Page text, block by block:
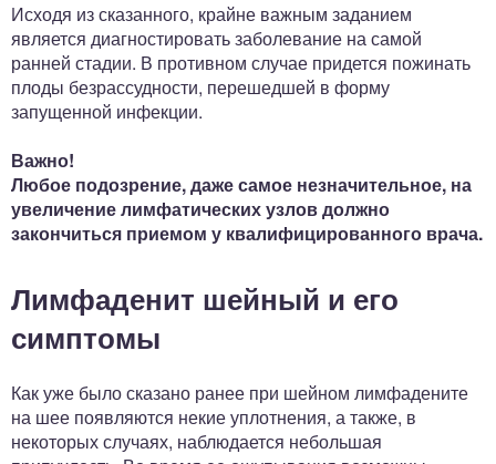
Исходя из сказанного, крайне важным заданием
является диагностировать заболевание на самой
ранней стадии. В противном случае придется пожинать
плоды безрассудности, перешедшей в форму
запущенной инфекции.
Важно!
Любое подозрение, даже самое незначительное, на
увеличение лимфатических узлов должно
закончиться приемом у квалифицированного врача.
Лимфаденит шейный и его
симптомы
Как уже было сказано ранее при шейном лимфадените
на шее появляются некие уплотнения, а также, в
некоторых случаях, наблюдается небольшая